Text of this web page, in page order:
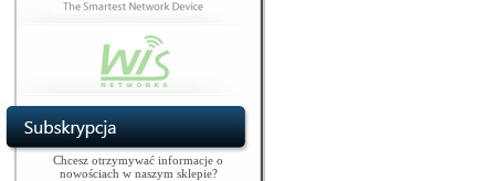
Chcesz otrzymywać informacje o
nowościach w naszym sklepie?